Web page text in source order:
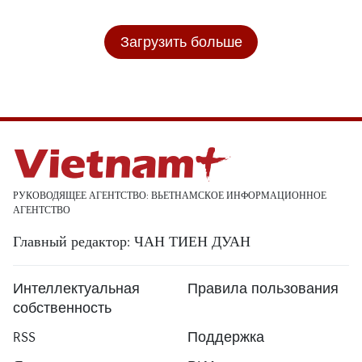
Загрузить больше
РУКОВОДЯЩЕЕ АГЕНТСТВО: ВЬЕТНАМСКОЕ ИНФОРМАЦИОННОЕ
АГЕНТСТВО
Главный редактор: ЧАН ТИЕН ДУАН
Интеллектуальная
собственность
Правила пользования
RSS
Поддержка